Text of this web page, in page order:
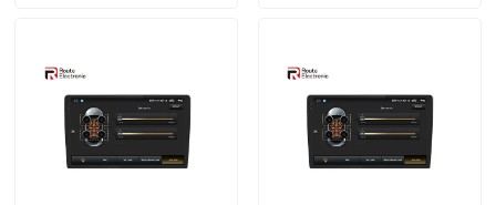
Referenzen